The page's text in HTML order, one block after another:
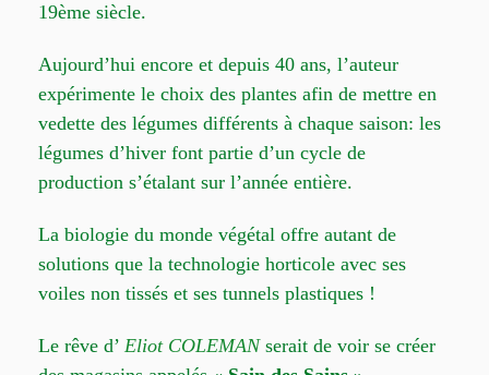
19ème siècle.
Aujourd’hui encore et depuis 40 ans, l’auteur
expérimente le choix des plantes afin de mettre en
vedette des légumes différents à chaque saison: les
légumes d’hiver font partie d’un cycle de
production s’étalant sur l’année entière.
La biologie du monde végétal offre autant de
solutions que la technologie horticole avec ses
voiles non tissés et ses tunnels plastiques !
Le rêve d’ Eliot COLEMAN serait de voir se créer